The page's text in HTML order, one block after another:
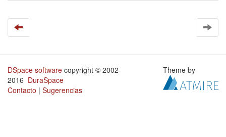
DSpace software copyright © 2002-
2016 DuraSpace
Contacto | Sugerencias
Theme by